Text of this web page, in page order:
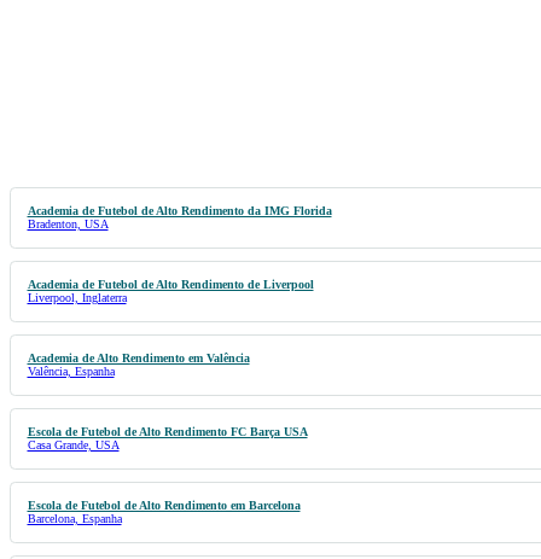
Academia de Futebol de Alto Rendimento da IMG Florida
Bradenton, USA
Academia de Futebol de Alto Rendimento de Liverpool
Liverpool, Inglaterra
Academia de Alto Rendimento em Valência
Valência, Espanha
Escola de Futebol de Alto Rendimento FC Barça USA
Casa Grande, USA
Escola de Futebol de Alto Rendimento em Barcelona
Barcelona, Espanha